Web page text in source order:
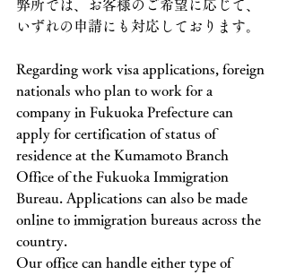
弊所では、お客様のご希望に応じて、
いずれの申請にも対応しております。
Regarding work visa applications, foreign
nationals who plan to work for a
company in Fukuoka Prefecture can
apply for certification of status of
residence at the Kumamoto Branch
Office of the Fukuoka Immigration
Bureau. Applications can also be made
online to immigration bureaus across the
country.
Our office can handle either type of